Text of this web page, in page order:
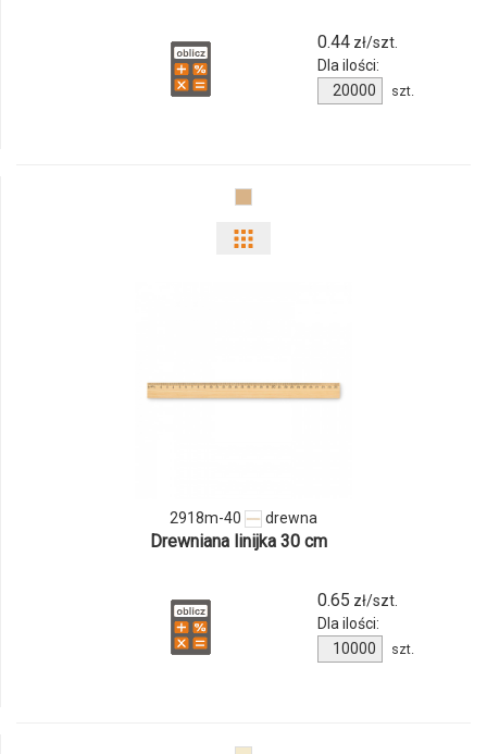
0.44zł/szt.
Dla ilości:
Ilość
produktu
szt.
2918m-40 drewna
Drewniana linijka 30 cm
0.65 zł/szt.
Dla ilości:
Ilość
produktu
szt.